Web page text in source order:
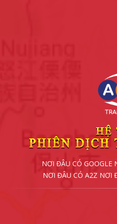
NƠI ĐÂU CÓ GOOGLE
NƠI ĐÂU CÓ A2Z NƠI